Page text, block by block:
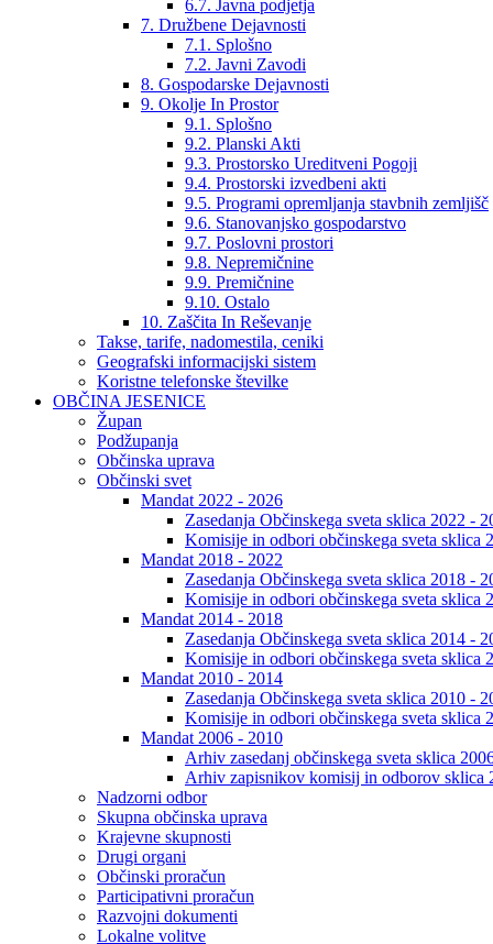
6.7. Javna podjetja
7. Družbene Dejavnosti
7.1. Splošno
7.2. Javni Zavodi
8. Gospodarske Dejavnosti
9. Okolje In Prostor
9.1. Splošno
9.2. Planski Akti
9.3. Prostorsko Ureditveni Pogoji
9.4. Prostorski izvedbeni akti
9.5. Programi opremljanja stavbnih zemljišč
9.6. Stanovanjsko gospodarstvo
9.7. Poslovni prostori
9.8. Nepremičnine
9.9. Premičnine
9.10. Ostalo
10. Zaščita In Reševanje
Takse, tarife, nadomestila, ceniki
Geografski informacijski sistem
Koristne telefonske številke
OBČINA JESENICE
Župan
Podžupanja
Občinska uprava
Občinski svet
Mandat 2022 - 2026
Zasedanja Občinskega sveta sklica 2022 -
Komisije in odbori občinskega sveta sklica
Mandat 2018 - 2022
Zasedanja Občinskega sveta sklica 2018 -
Komisije in odbori občinskega sveta sklica
Mandat 2014 - 2018
Zasedanja Občinskega sveta sklica 2014 -
Komisije in odbori občinskega sveta sklica
Mandat 2010 - 2014
Zasedanja Občinskega sveta sklica 2010 -
Komisije in odbori občinskega sveta sklica
Mandat 2006 - 2010
Arhiv zasedanj občinskega sveta sklica
Arhiv zapisnikov komisij in odborov sklica
Nadzorni odbor
Skupna občinska uprava
Krajevne skupnosti
Drugi organi
Občinski proračun
Participativni proračun
Razvojni dokumenti
Lokalne volitve